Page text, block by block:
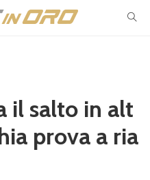
il salto in alt
prova a ria